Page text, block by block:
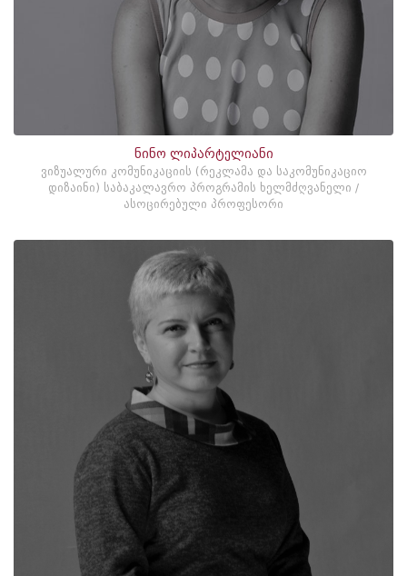
ნინო ლიპარტელიანი
ვიზუალური კომუნიკაციის (რეკლამა და საკომუნიკაციო
დიზაინი) საბაკალავრო პროგრამის ხელმძღვანელი /
ასოცირებული პროფესორი